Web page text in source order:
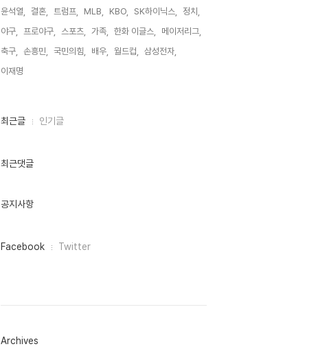
윤석열, 결혼, 트럼프, MLB, KBO, SK하이닉스,
정치,
야구,
프로야구, 스포츠, 가족, 한화 이글스,
메이저리그,
축구,
손흥민, 국민의힘, 배우, 월드컵,
삼성전자,
이재명,
최
인
최근글 인기글
최근댓글
공지사항
페
그
Facebook Twitter
Archives